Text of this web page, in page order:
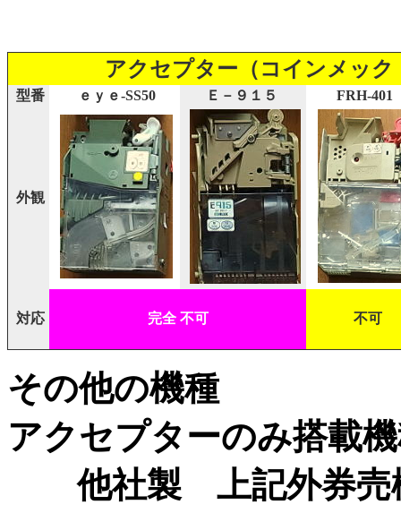
アクセプター（コインメ
型番 ｅｙｅ-SS50 Ｅ－９１５ FRH-401
外観
対応 完全 不可 不可
その他の機種
アクセプターのみ搭載
他社製 上記外券売